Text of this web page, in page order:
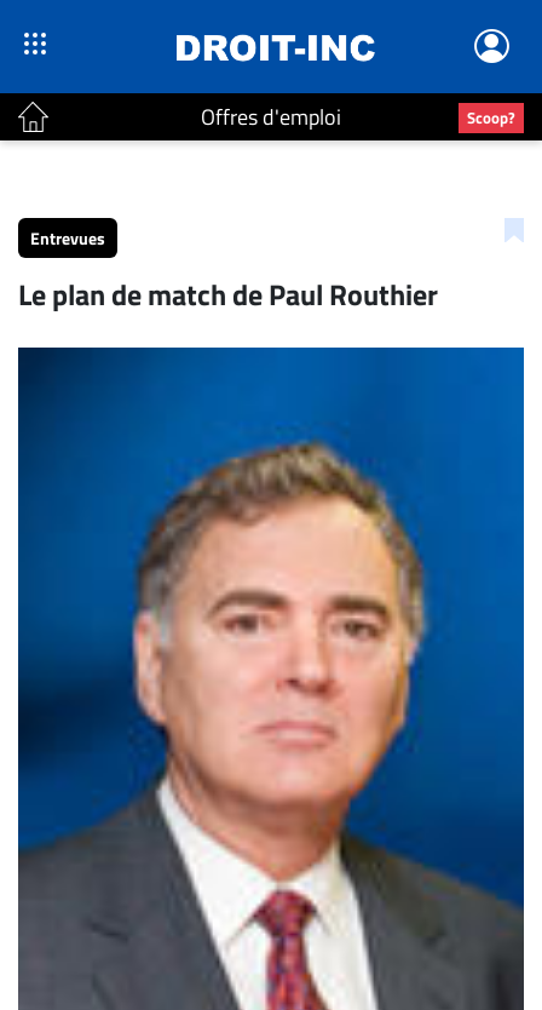
Offres d'emploi Scoop?
Accueil
Continu
CARRIÈRE
EMPLOIS
AVOCATS
JURISTES
Formation
Métiers
Entrevues
Le plan de match de Paul Routhier